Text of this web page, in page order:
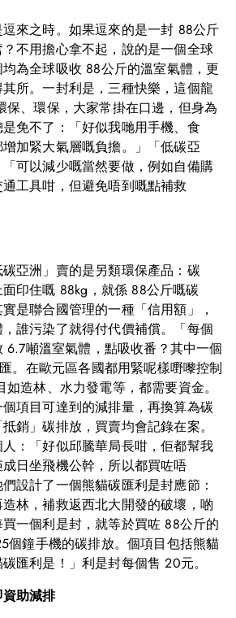
來之時。如果逗來的是一封 88公斤
不用擔心拿不起，說的是一個全球
為全球吸收 88公斤的溫室氣體，更
所。一封利是，三種快樂，這個龍
保、環保，大家常掛在口邊，但身為
免不了：「好似我哋用手機、食
加緊大氣層嘅負擔。」「低碳亞
可以減少嘅當然要做，例如自備購
工具咁，但避免唔到嘅點補救
亞洲」賣的是另類環保產品：碳
印住嘅 88kg，就係 88公斤嘅碳
是聯合國管理的一種「信用額」，
誰污染了就得付代價補償。「每個
6.7噸溫室氣體，點吸收番？其中一個
。在歐元區各國都用緊呢樣嘢嚟控制
造林、水力發電等，都需要資金。
項目可達到的減排量，再換算為碳
銷」碳排放，買賣均會記錄在案。
：「好似邱騰華局長咁，佢都幫我
日坐飛機公幹，所以都買咗唔
設計了一個熊貓碳匯利是封應節：
造林，補救返西北大開發的破壞，啲
一個利是封，就等於買咗 88公斤的
個鐘手機的碳排放。個項目包括熊貓
匯利是！」利是封每個售 20元。
助減排